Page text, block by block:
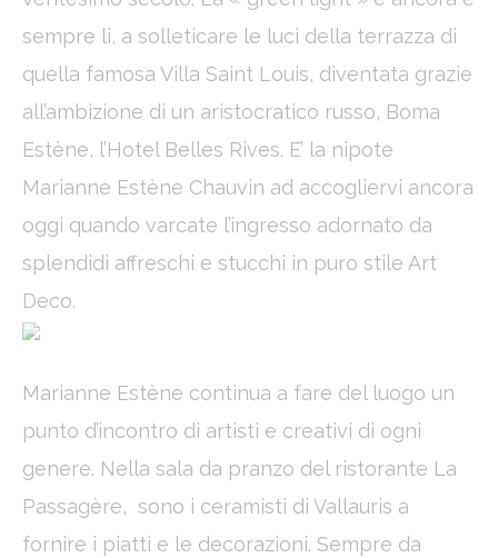
Confirm Selection
Less details
sempre li, a solleticare le luci della terrazza di
quella famosa Villa Saint Louis, diventata grazie
all’ambizione di un aristocratico russo, Boma
Estène, l’Hotel Belles Rives. E’ la nipote
Marianne Estène Chauvin ad accogliervi ancora
oggi quando varcate l’ingresso adornato da
splendidi affreschi e stucchi in puro stile Art
Deco.
Marianne Estène continua a fare del luogo un
punto d’incontro di artisti e creativi di ogni
genere. Nella sala da pranzo del ristorante La
Passagère, sono i ceramisti di Vallauris a
fornire i piatti e le decorazioni. Sempre da